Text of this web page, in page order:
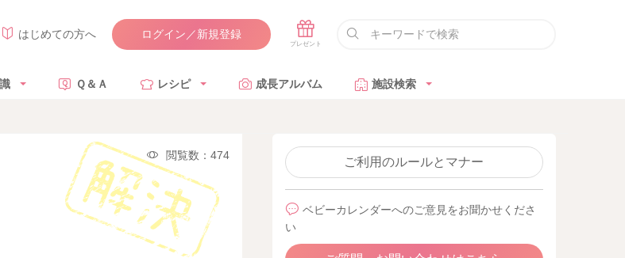
はじめての方へ ログイン／新規登録
Ｑ＆Ａ レシピ 成長アルバム 施設検索
閲覧数：474
ご利用のルールとマナー
ベビーカレンダーへのご意見をお聞かせくださ
い